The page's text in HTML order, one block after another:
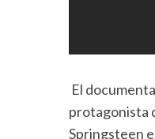
El
protagonista
Springsteen